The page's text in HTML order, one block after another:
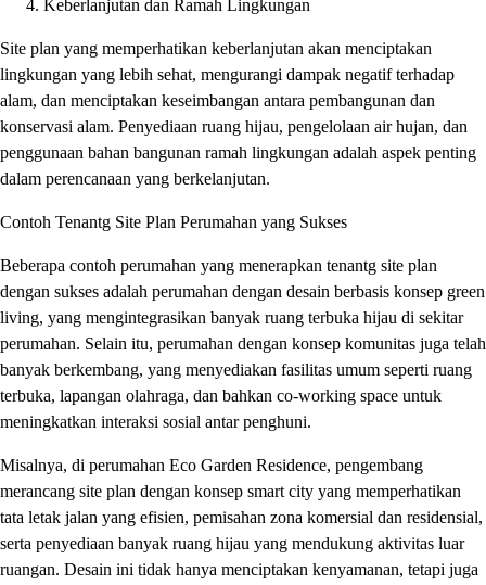
Keberlanjutan dan Ramah Lingkungan
Site plan yang memperhatikan keberlanjutan akan menciptakan
lingkungan yang lebih sehat, mengurangi dampak negatif terhadap
alam, dan menciptakan keseimbangan antara pembangunan dan
konservasi alam. Penyediaan ruang hijau, pengelolaan air hujan, dan
penggunaan bahan bangunan ramah lingkungan adalah aspek penting
dalam perencanaan yang berkelanjutan.
Contoh Tenantg Site Plan Perumahan yang Sukses
Beberapa contoh perumahan yang menerapkan tenantg site plan
dengan sukses adalah perumahan dengan desain berbasis konsep green
living, yang mengintegrasikan banyak ruang terbuka hijau di sekitar
perumahan. Selain itu, perumahan dengan konsep komunitas juga telah
banyak berkembang, yang menyediakan fasilitas umum seperti ruang
terbuka, lapangan olahraga, dan bahkan co-working space untuk
meningkatkan interaksi sosial antar penghuni.
Misalnya, di perumahan Eco Garden Residence, pengembang
merancang site plan dengan konsep smart city yang memperhatikan
tata letak jalan yang efisien, pemisahan zona komersial dan residensial,
serta penyediaan banyak ruang hijau yang mendukung aktivitas luar
ruangan. Desain ini tidak hanya menciptakan kenyamanan, tetapi juga